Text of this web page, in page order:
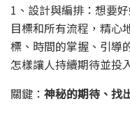
1、設計與編排：想要
目標和所有流程，精心
標、時間的掌握、引導
怎樣讓人持續期待並投
關鍵： 神秘的期待、找